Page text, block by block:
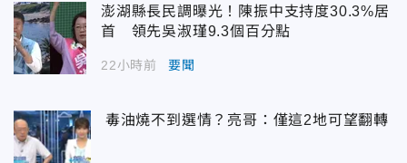
澎湖縣長民調曝光！陳振中支持度30.3%居
首 領先吳淑瑾9.3個百分點
22小時前 要聞
毒油燒不到選情？亮哥：僅這2地可望翻轉